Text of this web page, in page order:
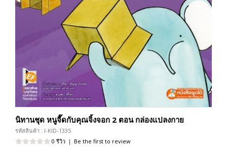
นิทานชุด หนูจี๊ดกับคุณจิ้งจอก 2 ตอน กล่องแปลงกาย
รหัสสินค้า : I-KID-1335
0 รีวิว | Be the first to review